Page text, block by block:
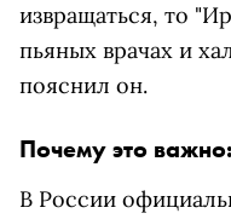
извращаться, то
пьяных врачах и
пояснил он.
Почему это важно:
В России